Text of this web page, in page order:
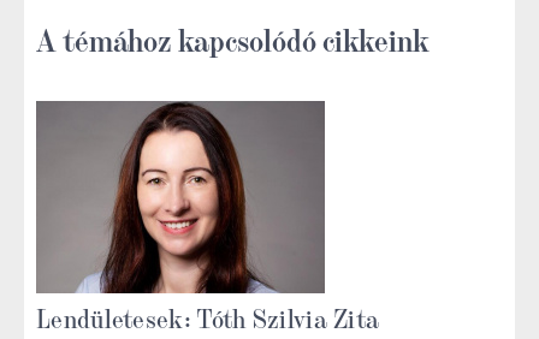
A témához kapcsolódó cikkeink
Lendületesek: Tóth Szilvia Zita